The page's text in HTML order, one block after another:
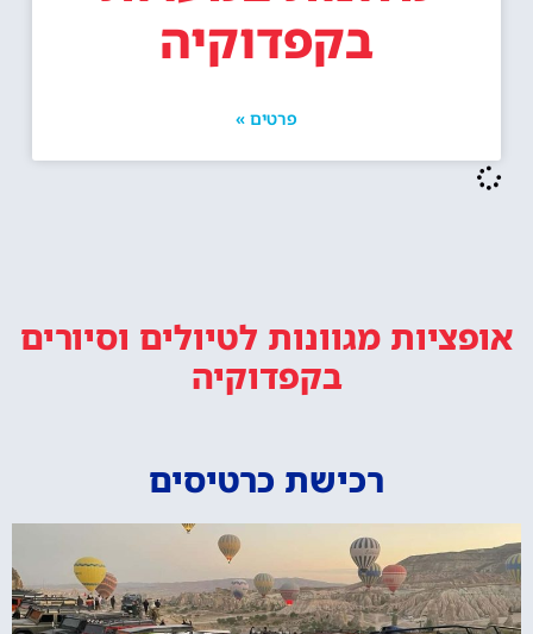
בקפדוקיה
פרטים »
אופציות מגוונות לטיולים וסיורים
בקפדוקיה
רכישת כרטיסים